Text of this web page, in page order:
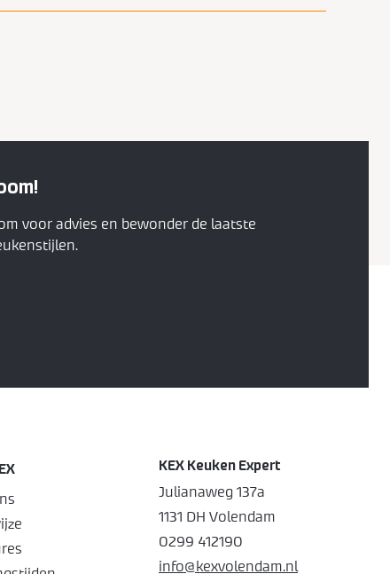
voor advies en bewonder de laatste
KEX Keuken Expert
Julianaweg 137a
1131 DH Volendam
0299 412190
info@kexvolendam.nl